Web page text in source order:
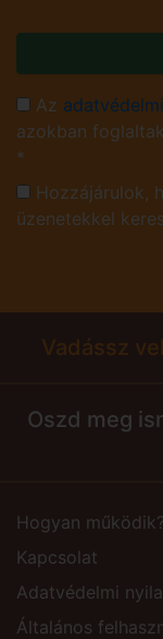
Az
azokban
*
Hozzájárulok,
üzenetekkel
Vadássz
Oszd meg
Hogyan működik?
Kapcsolat
Adatvédelmi
Általános